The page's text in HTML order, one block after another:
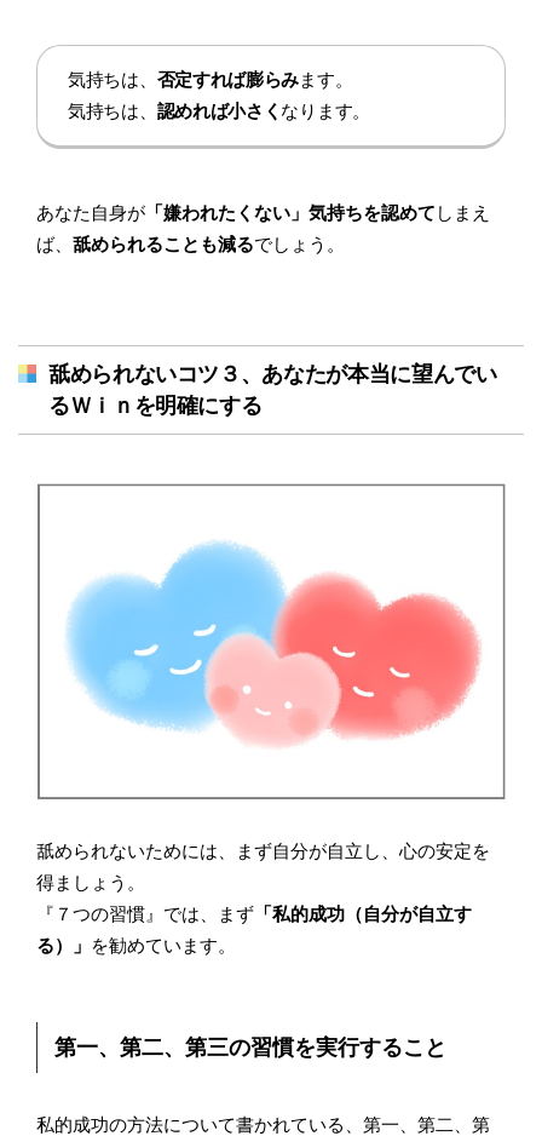
気持ちは、 否定すれば膨らみます。
気持ちは、 認めれば小さく なります。
あなた自身が 「嫌われたくない」気持ちを認めて しまえ
ば、 舐められることも減るでしょう。
舐められないコツ３、あなたが本当に望んでい
るＷｉｎを明確にする
舐められないためには、まず自分が自立し、心の安定を
得ましょう。
『７つの習慣』では、まず 「私的成功（自分が自立す
る）」 を勧めています。
第一、第二、第三の習慣を実行すること
私的成功の方法について書かれている、第一、第二、第